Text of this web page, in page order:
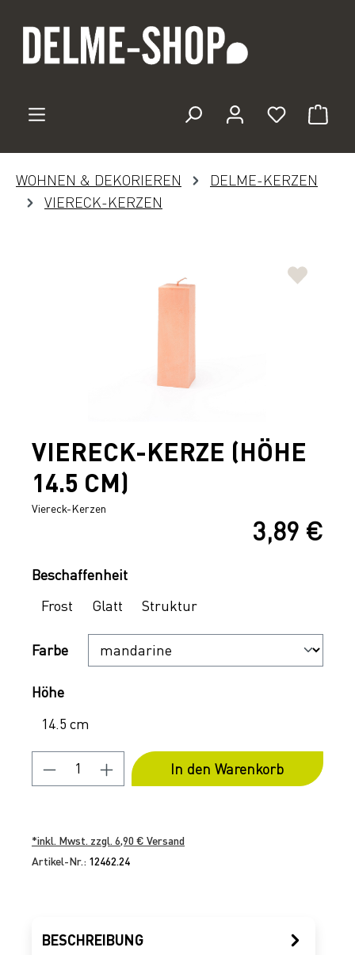
Du hast 0
WOHNEN & DEKORIEREN
DELME-KERZEN
VIERECK-KERZEN
VIERECK-KERZE (HÖHE
14.5 CM)
Viereck-Kerzen
3,89 €
BeschaffenheitAuswählen
Frost
Glatt Struktur
FarbeAuswählen
HöheAuswählen
14.5 cm
Produkt Anzahl: Gib den
In den Warenkorb
*inkl. Mwst. zzgl. 6,90 € Versand
Artikel-Nr.: 12462.24
BESCHREIBUNG